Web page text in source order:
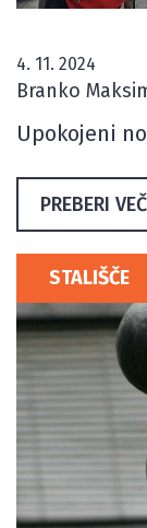
4. 11. 2024
Branko
Upokojeni
PREBERI VEČ
STALIŠČE